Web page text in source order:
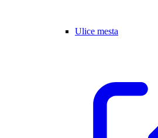
Ulice mesta